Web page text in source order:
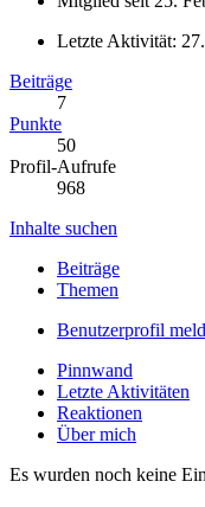
Letzte Aktivität:
Beiträge
7
Punkte
50
Profil-Aufrufe
968
Inhalte suchen
Beiträge
Themen
Benutzerprofil
Pinnwand
Letzte Aktivitäten
Reaktionen
Über mich
Es wurden noch keine